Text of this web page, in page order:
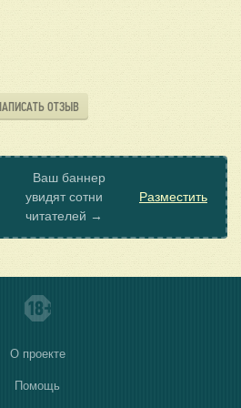
сочетает интимные
дороги Смоленщины...») проникнута
с тонким психологизмом.
ОТЗЫВ
Ваш баннер
увидят сотни
читателей →
Разместить
О проекте
Помощь